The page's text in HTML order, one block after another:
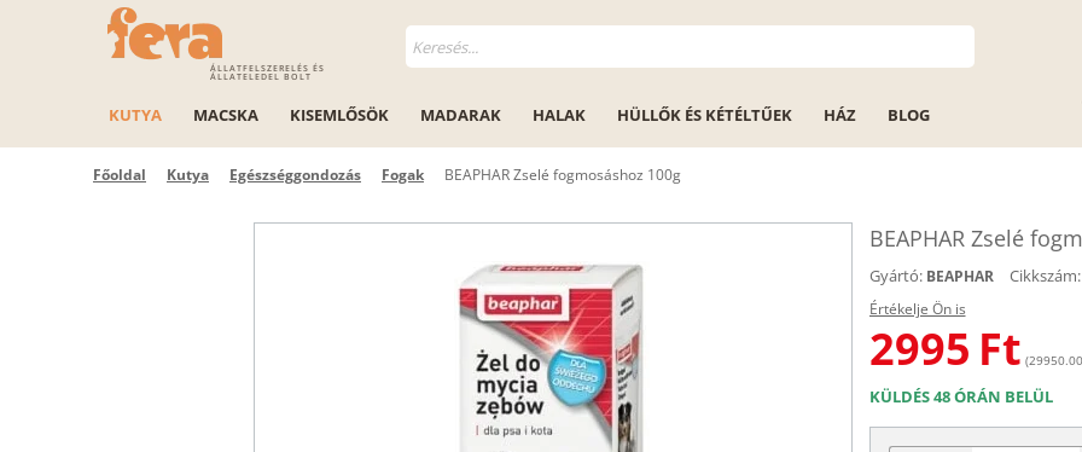
ÁLLATFELSZERELÉS ÉS
ÁLLATELEDEL BOLT
KUTYA MACSKA KISEMLŐSÖK MADARAK HALAK HÜLLŐK ÉS KÉTÉLTŰEK HÁZ BLOG
Főoldal Kutya Egészséggondozás Fogak BEAPHAR Zselé fogmosáshoz 100g
BEAPHAR Zselé
Gyártó: BEAPHAR Cikkszám:
Értékelje Ön is
2995 Ft
KÜLDÉS 48 ÓRÁN BELÜL